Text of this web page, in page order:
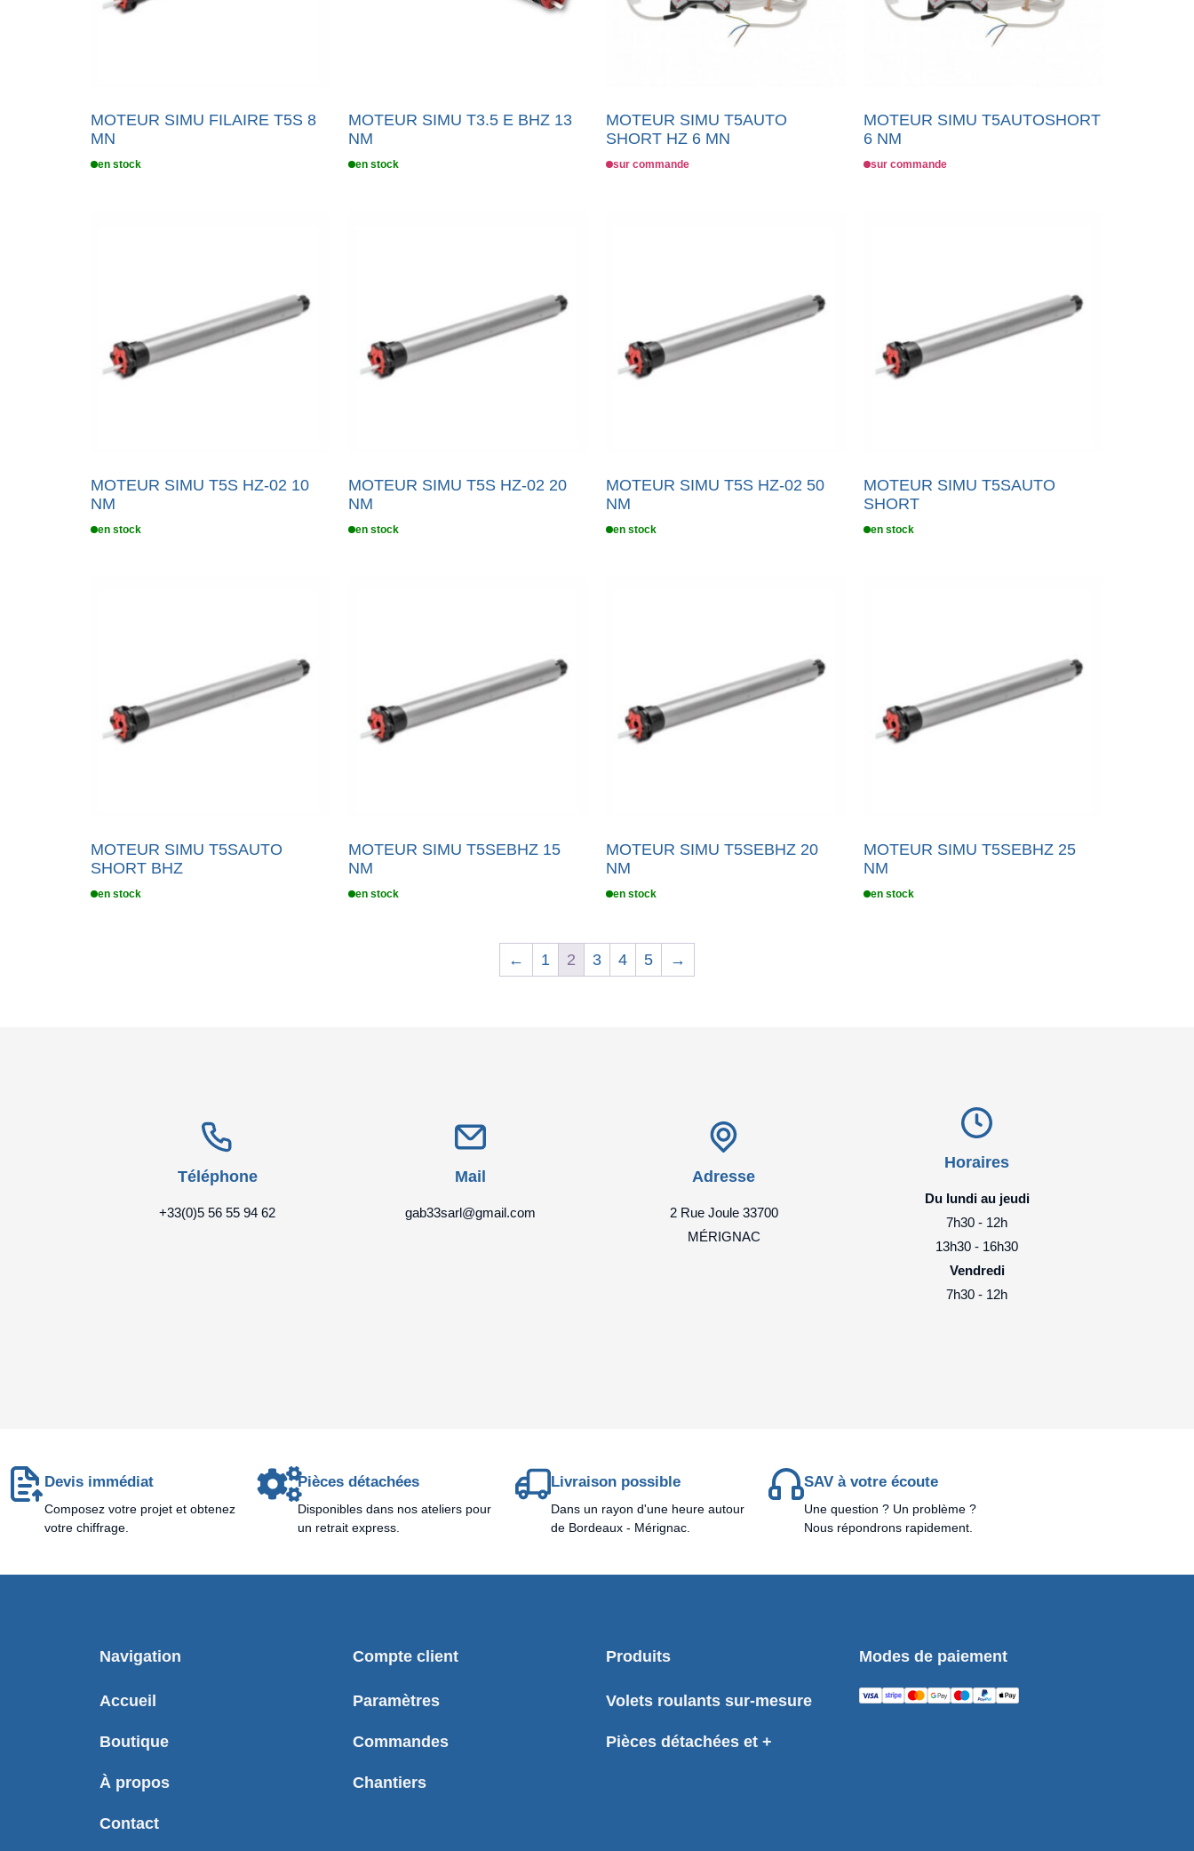
MOTEUR SIMU FILAIRE T5S 8
MN
en stock
MOTEUR SIMU T3.5 E BHZ 13
NM
en stock
MOTEUR SIMU T5AUTO
SHORT HZ 6 MN
sur commande
MOTEUR SIMU T5AUTOSHORT
6 NM
sur commande
MOTEUR SIMU T5S HZ-02 10
NM
en stock
MOTEUR SIMU T5S HZ-02 20
NM
en stock
MOTEUR SIMU T5S HZ-02 50
NM
en stock
MOTEUR SIMU T5SAUTO
SHORT
en stock
MOTEUR SIMU T5SAUTO
SHORT BHZ
en stock
MOTEUR SIMU T5SEBHZ 15
NM
en stock
MOTEUR SIMU T5SEBHZ 20
NM
en stock
MOTEUR SIMU T5SEBHZ 25
NM
en stock
← 1 2 3 4 5 →
Téléphone
+33(0)5 56 55 94 62
Mail
gab33sarl@gmail.com
Adresse
2 Rue Joule 33700
MÉRIGNAC
Horaires
Du lundi au jeudi
7h30 - 12h
13h30 - 16h30
Vendredi
7h30 - 12h
Devis immédiat
Composez votre projet et obtenez
votre chiffrage.
Pièces détachées
Disponibles dans nos ateliers pour
un retrait express.
Livraison possible
Dans un rayon d'une heure autour
de Bordeaux - Mérignac.
SAV à votre écoute
Une question ? Un problème ?
Nous répondrons rapidement.
Navigation
Accueil
Boutique
À propos
Contact
Compte client
Paramètres
Commandes
Chantiers
Produits
Volets roulants sur-mesure
Pièces détachées et +
Modes de paiement